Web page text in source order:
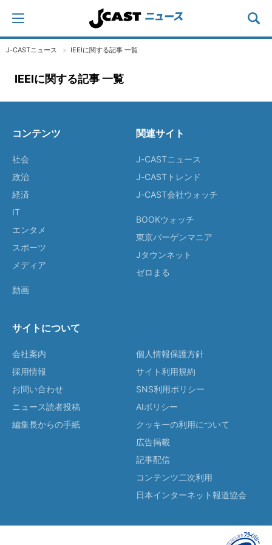
J-CASTニュース IEEIに関する記事 一覧
IEEIに関する記事 一覧
コンテンツ
社会
政治
経済
IT
エンタメ
スポーツ
メディア
動画
関連サイト
J-CASTニュース
J-CASTトレンド
J-CAST会社ウォッチ
BOOKウォッチ
東京バーゲンマニア
Jタウンネット
ゼロまる
サイトについて
会社案内
採用情報
お問い合わせ
ニュース読者投稿
編集長からの手紙
個人情報保護方針
サイト利用規約
SNS利用ポリシー
AIポリシー
クッキーの利用について
広告掲載
記事配信
コンテンツ二次利用
日本インターネット報道協会